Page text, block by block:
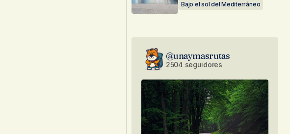
Bajo el sol del Mediterráneo
@unaymasrutas
2504 seguidores